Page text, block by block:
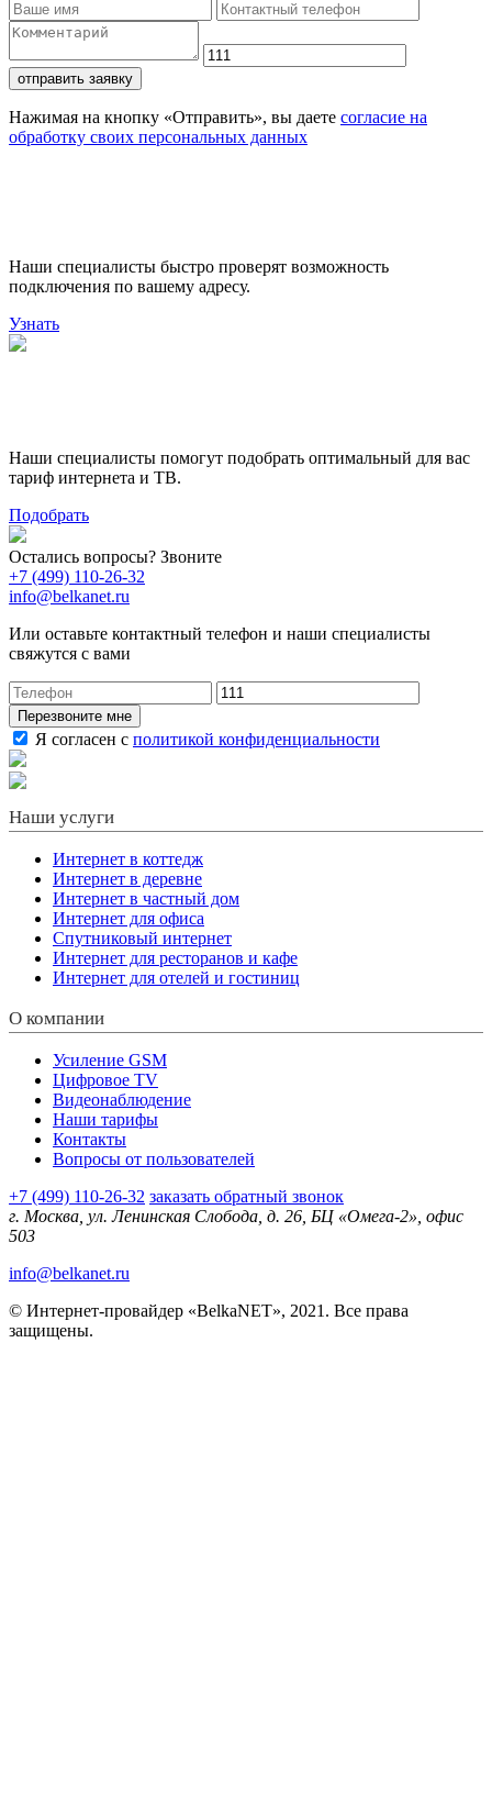
отправить заявку
Нажимая на кнопку «Отправить», вы даете согласие на
обработку своих персональных данных
Наши специалисты быстро проверят возможность
подключения по вашему адресу.
Узнать
Наши специалисты помогут подобрать оптимальный для вас
тариф интернета и ТВ.
Подобрать
Остались вопросы? Звоните
+7 (499) 110-26-32
info@belkanet.ru
Или оставьте контактный телефон и наши специалисты
свяжутся с вами
Перезвоните мне
Я согласен с политикой конфиденциальности
Наши услуги
Интернет в коттедж
Интернет в деревне
Интернет в частный дом
Интернет для офиса
Спутниковый интернет
Интернет для ресторанов и кафе
Интернет для отелей и гостиниц
О компании
Усиление GSM
Цифровое TV
Видеонаблюдение
Наши тарифы
Контакты
Вопросы от пользователей
+7 (499) 110-26-32 заказать обратный звонок
г. Москва, ул. Ленинская Слобода, д. 26, БЦ «Омега-2», офис
503
info@belkanet.ru
© Интернет-провайдер «BelkaNET», 2021. Все права
защищены.